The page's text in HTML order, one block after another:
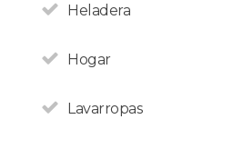
Heladera
Hogar
Lavarropas